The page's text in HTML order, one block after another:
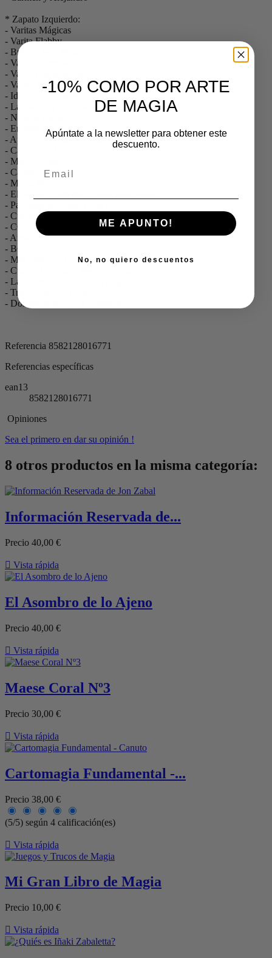
* Zapato Izquierdo:
- Varitas Mágicas
- Varita Flabby
- Break Away Wnad
- Varita Sorpresa
- Varita Desodorante
- Varita de Emergencia
- Ideas con Topsi Popsy Wand
- La Moneda de Chocolate
- Narices Rojas
- Entrada con Nariz
- Aparición de la (Sa)nada
- Cambio de COlor
- Más Larrrrga!
- Cartas
- Magia Blanca
- El Mejor Truco con Cartas para Niños
- Pañuelos al Queso Grouyere
- Cuerdo, Nudo y Varita
- COlores Incongruentes
- Arcoíris Mágico (V.O.)
- BCCP
- Mis Esponjas Favoritas
- Cuerda Cortada y Recompuesta
- La Cuerda de las Puntas Mágicas
- Tres a una o la Bolsa Inútil
- Dos Ideas para un Calzoncillo
Referencia 8582128016771
Referencias específicas
ean13
8582128016771
Opiniones
Sea el primero en dar su opinión !
8 otros productos en la misma categoría:
Información Reservada de...
Precio 40,00 €
 Vista rápida
El Asombro de lo Ajeno
Precio 40,00 €
 Vista rápida
Maese Coral Nº3
Precio 30,00 €
 Vista rápida
Cartomagia Fundamental -...
Precio 38,00 €
(5/5) según 4 calificación(es)
 Vista rápida
Mi Gran Libro de Magia
Precio 10,00 €
 Vista rápida
-10% COMO POR ARTE
DE MAGIA
Apúntate a la newsletter para obtener este
descuento.
ME APUNTO!
No, no quiero descuentos